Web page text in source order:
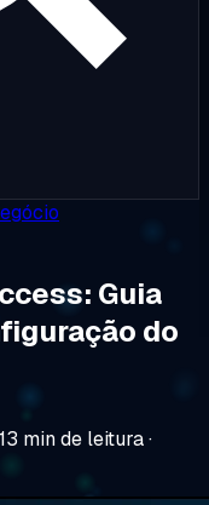
Guia
do
13 min de leitura·